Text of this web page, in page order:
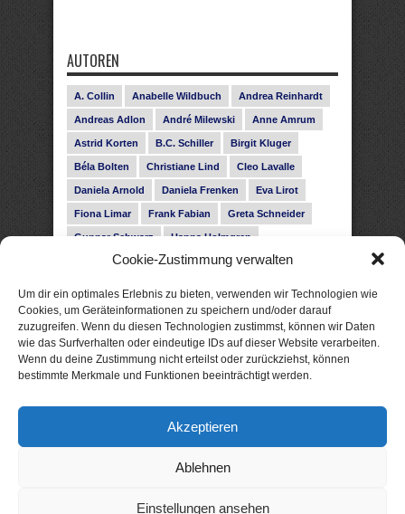
Cookie-Zustimmung verwalten
Um dir ein optimales Erlebnis zu bieten, verwenden wir Technologien wie
Cookies, um Geräteinformationen zu speichern und/oder darauf
zuzugreifen. Wenn du diesen Technologien zustimmst, können wir Daten
wie das Surfverhalten oder eindeutige IDs auf dieser Website verarbeiten.
Wenn du deine Zustimmung nicht erteilst oder zurückziehst, können
bestimmte Merkmale und Funktionen beeinträchtigt werden.
Akzeptieren
Ablehnen
Einstellungen ansehen
AUTOREN
A. Collin Anabelle Wildbuch Andrea Reinhardt
Andreas Adlon André Milewski Anne Amrum
Astrid Korten B.C. Schiller Birgit Kluger
Béla Bolten Christiane Lind Cleo Lavalle
Daniela Arnold Daniela Frenken Eva Lirot
Fiona Limar Frank Fabian Greta Schneider
Gunnar Schwarz Hanna Holmgren
Heike Fröhling Ina Glahe Ivo Pala J. Vellguth
Leonie Haubrich Lilly Labord Livia Pipes
Malin Blunk Marcus Hünnebeck Martin Krist
Melisa Schwermer Nele Bruun Nika Lubitsch
Noah Fitz Nora Amelie René Junge
Subina Giuletti